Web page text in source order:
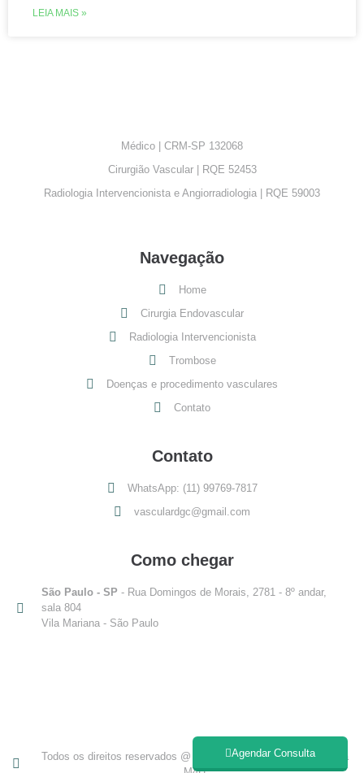
LEIA MAIS »
Médico | CRM-SP 132068
Cirurgião Vascular | RQE 52453
Radiologia Intervencionista e Angiorradiologia | RQE 59003
Navegação
Home
Cirurgia Endovascular
Radiologia Intervencionista
Trombose
Doenças e procedimento vasculares
Contato
Contato
WhatsApp: (11) 99769-7817
vasculardgc@gmail.com
Agendar Consulta
Como chegar
São Paulo - SP - Rua Domingos de Morais, 2781 - 8º andar,
sala 804
Vila Mariana - São Paulo
Todos os direitos reservados @ 2025 - Desenvolvido por Agência